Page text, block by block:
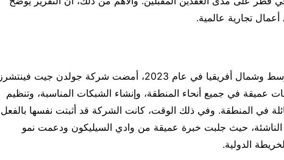
تجارية عالمية.
قبل تأسيس مكتبها في منطقة الشرق الأوسط وشمال أفريقيا في عام 2023، أمضت شركة جولدن جيت فينتشرز
في جميع أنحاء المنطقة، وإنشاء الشبكات المناسبة، وتنظيم
في المنطقة. وفي ذلك الوقت، كانت الشركة قد أثبتت نفسها بالفعل
حيث جلبت خبرة عميقة من وادي السيليكون ودعمت نمو
الدولية.